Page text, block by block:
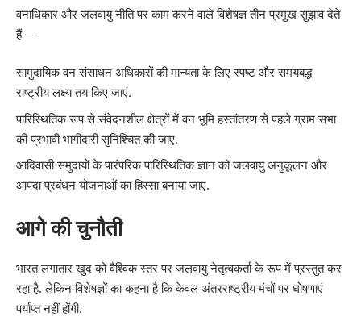
वनाधिकार और जलवायु नीति पर काम करने वाले विशेषज्ञ तीन प्रमुख सुझाव देते
हैं—
सामुदायिक वन संसाधन अधिकारों की मान्यता के लिए स्पष्ट और समयबद्ध
राष्ट्रीय लक्ष्य तय किए जाएं.
पारिस्थितिक रूप से संवेदनशील क्षेत्रों में वन भूमि हस्तांतरण से पहले ग्राम सभा
की प्रभावी भागीदारी सुनिश्चित की जाए.
आदिवासी समुदायों के पारंपरिक पारिस्थितिक ज्ञान को जलवायु अनुकूलन और
आपदा प्रबंधन योजनाओं का हिस्सा बनाया जाए.
आगे की चुनौती
भारत लगातार खुद को वैश्विक स्तर पर जलवायु नेतृत्वकर्ता के रूप में प्रस्तुत कर
रहा है. लेकिन विशेषज्ञों का कहना है कि केवल अंतरराष्ट्रीय मंचों पर घोषणाएं
पर्याप्त नहीं होंगी.